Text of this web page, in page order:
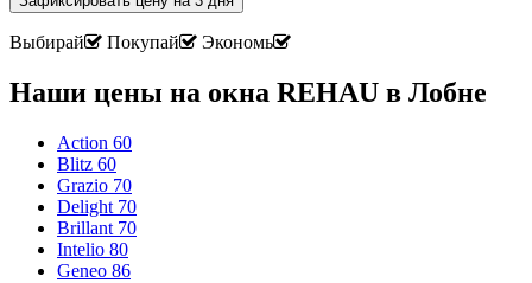
Выбирай Покупай Экономь
Наши цены на окна REHAU в Лобне
Action 60
Blitz 60
Grazio 70
Delight 70
Brillant 70
Intelio 80
Geneo 86